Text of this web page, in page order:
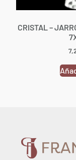
CRISTAL –